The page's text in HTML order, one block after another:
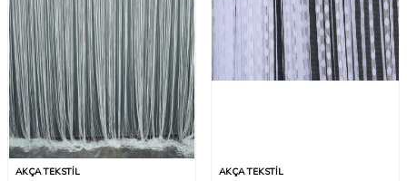
AKÇA TEKSTİL AKÇA TEKSTİL